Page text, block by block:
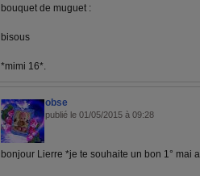
bouquet de muguet :
bisous
*mimi 16*.
obse
publié le 01/05/2015 à 09:28
bonjour Lierre *je te souhaite un bon 1° mai